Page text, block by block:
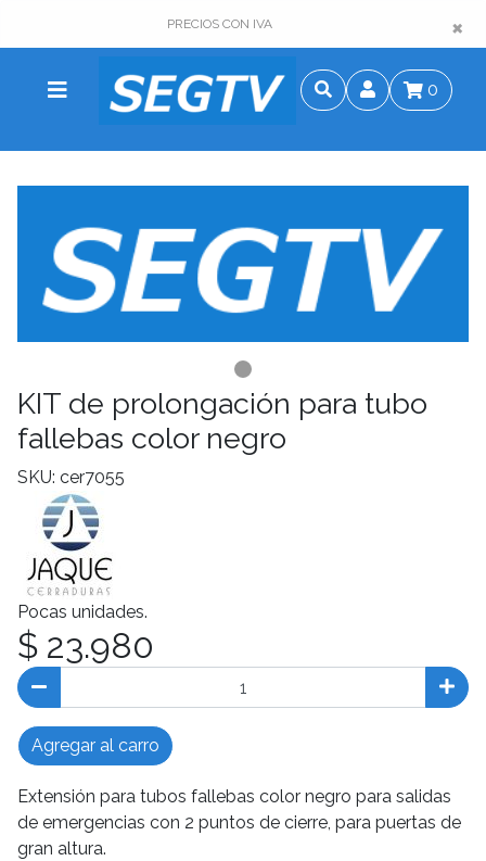
PRECIOS CON IVA ×
×
0
KIT de prolongación para tubo
fallebas color negro
SKU: cer7055
Pocas unidades.
$ 23.980
Agregar al carro
Extensión para tubos fallebas color negro para salidas
de emergencias con 2 puntos de cierre, para puertas de
gran altura.